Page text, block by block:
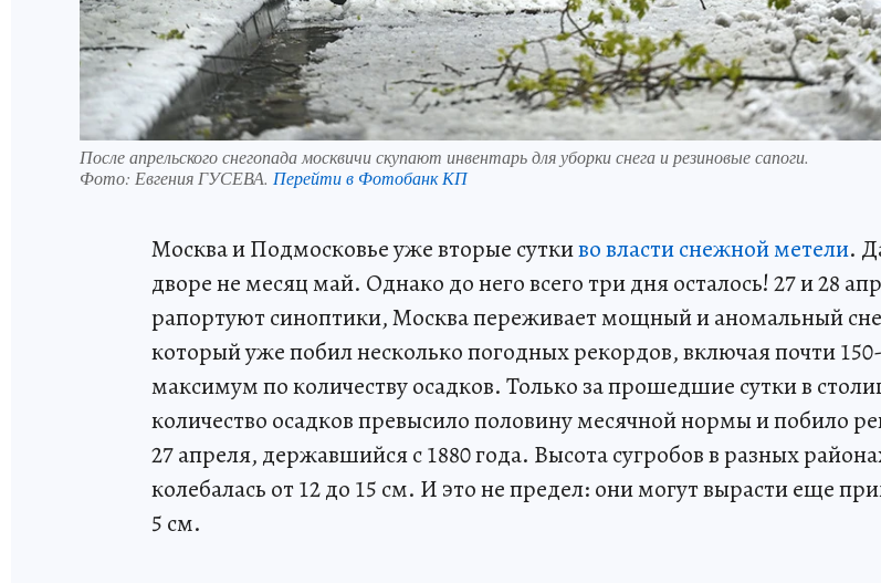
После апрельского снегопада москвичи скупают инвентарь для уборки снега и резиновые сапоги.
Фото: Евгения ГУСЕВА. Перейти в Фотобанк КП
Москва и Подмосковье уже вторые суткиво власти снежной метели.
дворе не месяц май. Однако до него всего три дня осталось! 27 и 28
рапортуют синоптики, Москва переживает мощный и аномальный
который уже побил несколько погодных рекордов, включая почти
максимум по количеству осадков. Только за прошедшие сутки в
количество осадков превысило половину месячной нормы и побило
27 апреля, державшийся с 1880 года. Высота сугробов в разных
колебалась от 12 до 15 см. И это не предел: они могут вырасти еще
5 см.